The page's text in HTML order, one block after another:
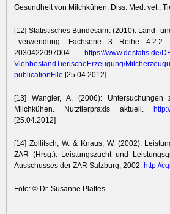
Gesundheit von Milchkühen. Diss. Med. vet.,
[12] Statistisches Bundesamt (2010): Land-
–verwendung. Fachserie 3 Reihe 4.2.2.
2030422097004.
https://www.destatis.de/
ViehbestandTierische Erzeugung/Milcherzeu
publicationFile [25.04.2012]
[13] Wangler, A. (2006):
Milchkühen. Nutztierpraxis aktuell.
http:/
[25.04.2012]
[14] Zollitsch, W. & Knaus, W. (2002):
ZAR (Hrsg.): Leistungszucht und
Ausschusses der ZAR Salzburg, 2002. http://
Foto: © Dr. Susanne Plattes